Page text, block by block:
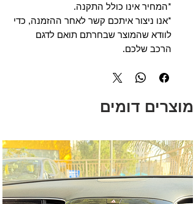
*המחיר אינו כולל התקנה.
*אנו ניצור איתכם קשר לאחר ההזמנה, כדי
לוודא שהמוצר שבחרתם תואם לדגם
הרכב שלכם.
מוצרים דומים